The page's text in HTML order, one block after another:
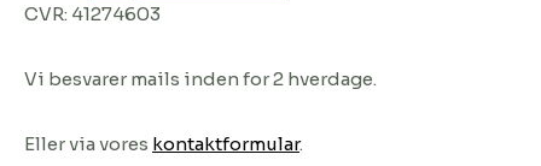
CVR: 41274603
Vi besvarer mails inden for 2 hverdage.
Eller via vores kontaktformular.